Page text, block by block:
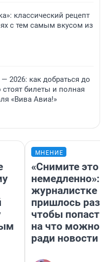
классический рецепт
с тем самым вкусом из
2026: как добраться до
билеты и полная
«Вива Авиа!»
МНЕНИЕ
«Снимите это
немедленно»:
журналистке
пришлось
чтобы попасть
на что можно
ради новости